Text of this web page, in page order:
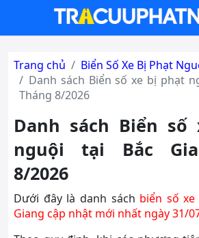
Trang chủ
Biển Số Xe Bị Phạt
Danh sách Biển số xe bị phạt
Tháng 8/2026
Danh sách Biển
nguội tại Bắc
8/2026
Dưới đây là danh sách biển số
Giang cập nhật mới nhất ngày 31/